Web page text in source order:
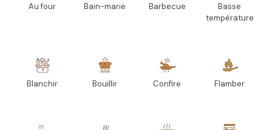
Au four Bain-marie Barbecue
Basse
température
Blanchir Bouillir Confire Flamber